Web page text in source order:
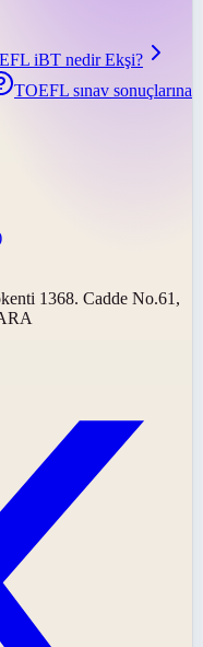
iBT nedir Ekşi?
TOEFL sınav sonuçlarına
1368. Cadde No.61,